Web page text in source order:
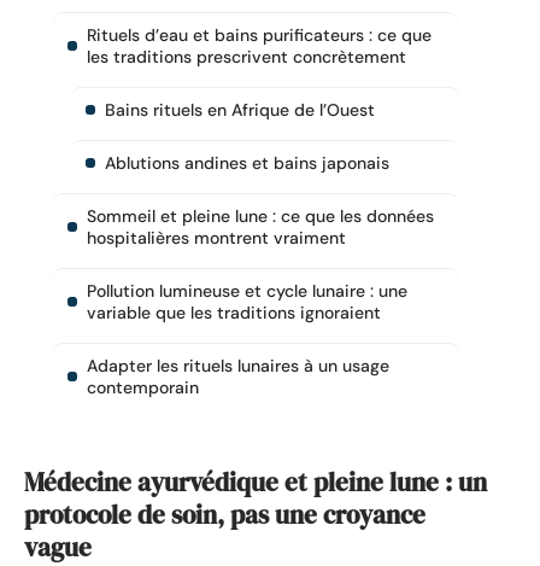
Rituels d’eau et bains purificateurs : ce que
les traditions prescrivent concrètement
Bains rituels en Afrique de l’Ouest
Ablutions andines et bains japonais
Sommeil et pleine lune : ce que les données
hospitalières montrent vraiment
Pollution lumineuse et cycle lunaire : une
variable que les traditions ignoraient
Adapter les rituels lunaires à un usage
contemporain
Médecine ayurvédique et pleine lune : un
protocole de soin, pas une croyance
vague